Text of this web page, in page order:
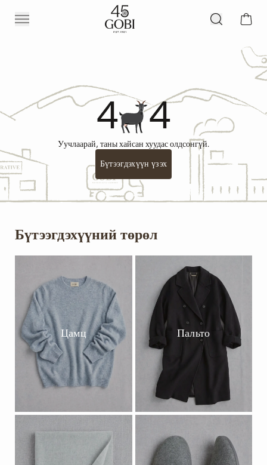
4 4
Уучлаарай, таны хайсан хуудас олдсонгүй.
Бүтээгдэхүүн үзэх
Бүтээгдэхүүний төрөл
Цамц Пальто